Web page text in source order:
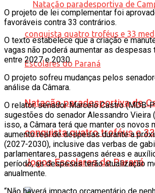
Natação paradesportiva de
conquista quatro troféus e
Jogos Escolares do Paraná
O projeto de lei complementar foi
favoráveis contra 33 contrários.
O texto estabelece que a criação e
vagas não poderá aumentar as despesas
entre 2027 e 2030.
O projeto sofreu mudanças pelos
análise da Câmara.
O relator, senador Marcelo Castro (MDB-
sugestões do senador Alessandro Vieira
isso, a Câmara terá que manter os novos
aumento real de despesas durante a
(2027-2030), inclusive das verbas de
parlamentares, passagens aéreas e
período, as despesas terão atualização
anualmente.